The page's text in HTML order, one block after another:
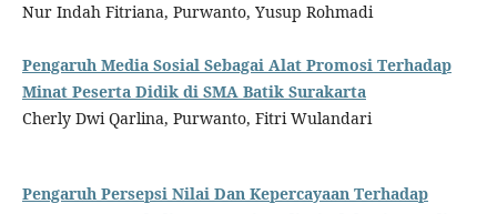
Nur Indah Fitriana, Purwanto, Yusup Rohmadi
Pengaruh Media Sosial Sebagai Alat Promosi Terhadap
Minat Peserta Didik di SMA Batik Surakarta
Cherly Dwi Qarlina, Purwanto, Fitri Wulandari
Pengaruh Persepsi Nilai Dan Kepercayaan Terhadap